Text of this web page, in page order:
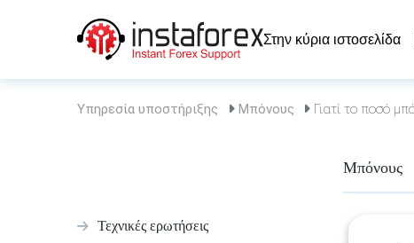
Στην κύρια ιστοσελίδα
Υπηρεσία υποστήριξης Μπόνους Γιατί το ποσό
Τεχνικές ερωτήσεις
Μπόνους